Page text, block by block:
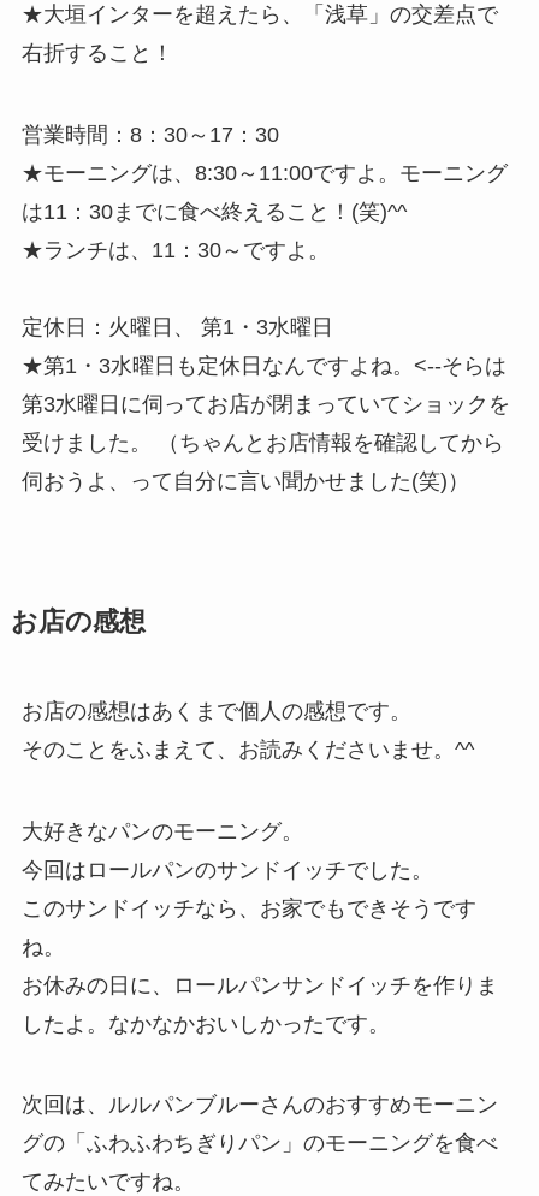
★大垣インターを超えたら、「浅草」の交差点で
右折すること！
営業時間：8：30～17：30
★モーニングは、8:30～11:00ですよ。モーニング
は11：30までに食べ終えること！(笑)^^
★ランチは、11：30～ですよ。
定休日：火曜日、 第1・3水曜日
★第1・3水曜日も定休日なんですよね。<--そらは
第3水曜日に伺ってお店が閉まっていてショックを
受けました。 （ちゃんとお店情報を確認してから
伺おうよ、って自分に言い聞かせました(笑)）
お店の感想
お店の感想はあくまで個人の感想です。
そのことをふまえて、お読みくださいませ。^^
大好きなパンのモーニング。
今回はロールパンのサンドイッチでした。
このサンドイッチなら、お家でもできそうです
ね。
お休みの日に、ロールパンサンドイッチを作りま
したよ。なかなかおいしかったです。
次回は、ルルパンブルーさんのおすすめモーニン
グの「ふわふわちぎりパン」のモーニングを食べ
てみたいですね。